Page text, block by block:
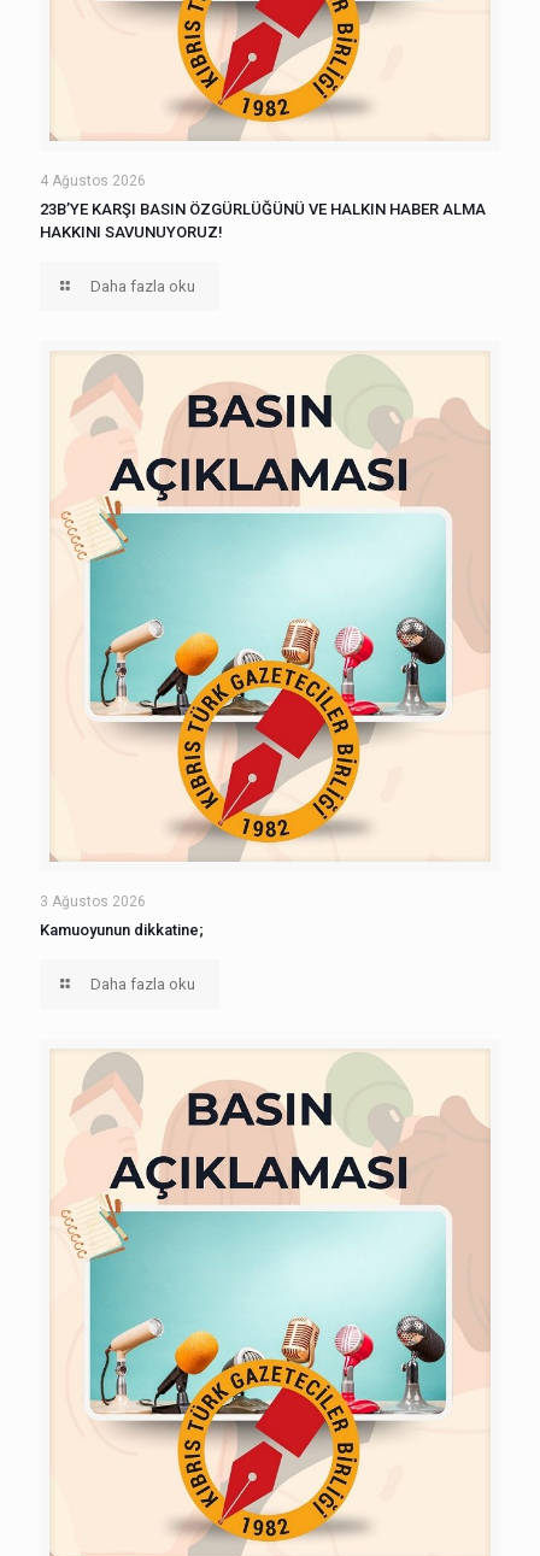
4 Ağustos 2026
23B’YE KARŞI BASIN ÖZGÜRLÜĞÜNÜ VE HALKIN HABER ALMA
HAKKINI SAVUNUYORUZ!
Daha fazla oku
3 Ağustos 2026
Kamuoyunun dikkatine;
Daha fazla oku